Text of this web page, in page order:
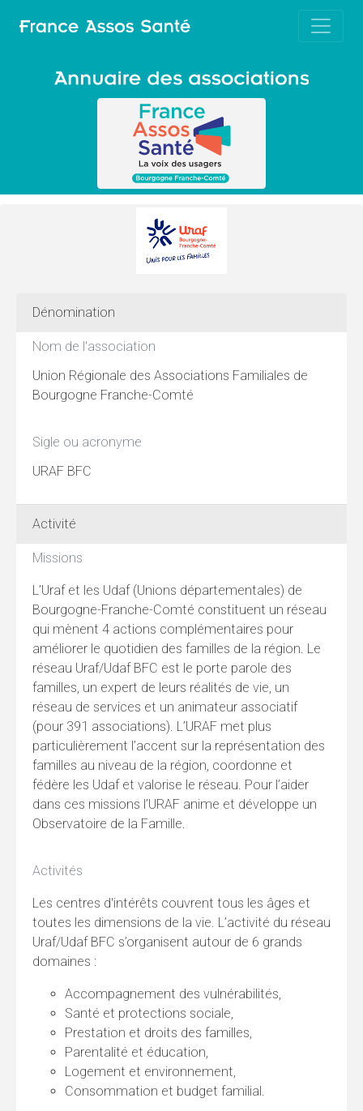
Dénomination
Nom de l'association
Union Régionale des Associations Familiales de
Bourgogne Franche-Comté
Sigle ou acronyme
URAF BFC
Activité
Missions
L’Uraf et les Udaf (Unions départementales) de
Bourgogne-Franche-Comté constituent un réseau
qui mènent 4 actions complémentaires pour
améliorer le quotidien des familles de la région. Le
réseau Uraf/Udaf BFC est le porte parole des
familles, un expert de leurs réalités de vie, un
réseau de services et un animateur associatif
(pour 391 associations). L’URAF met plus
particulièrement l’accent sur la représentation des
familles au niveau de la région, coordonne et
fédère les Udaf et valorise le réseau. Pour l’aider
dans ces missions l’URAF anime et développe un
Observatoire de la Famille.
Activités
Les centres d'intérêts couvrent tous les âges et
toutes les dimensions de la vie. L’activité du réseau
Uraf/Udaf BFC s’organisent autour de 6 grands
domaines :
Accompagnement des vulnérabilités,
Santé et protections sociale,
Prestation et droits des familles,
Parentalité et éducation,
Logement et environnement,
Consommation et budget familial.